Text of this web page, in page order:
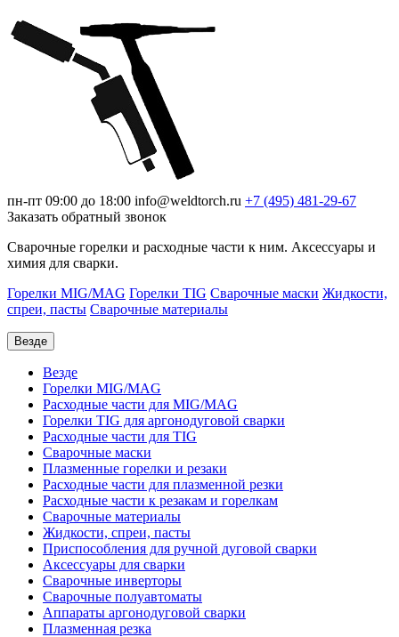
пн-пт 09:00 до 18:00 info@weldtorch.ru +7 (495) 481-29-67
Заказать обратный звонок
Сварочные горелки и расходные части к ним. Аксессуары и
химия для сварки.
Горелки MIG/MAG Горелки TIG Сварочные маски Жидкости,
спреи, пасты Сварочные материалы
Везде
Везде
Горелки MIG/MAG
Расходные части для MIG/MAG
Горелки TIG для аргонодуговой сварки
Расходные части для TIG
Сварочные маски
Плазменные горелки и резаки
Расходные части для плазменной резки
Расходные части к резакам и горелкам
Сварочные материалы
Жидкости, спреи, пасты
Приспособления для ручной дуговой сварки
Аксессуары для сварки
Сварочные инверторы
Сварочные полуавтоматы
Аппараты аргонодуговой сварки
Плазменная резка